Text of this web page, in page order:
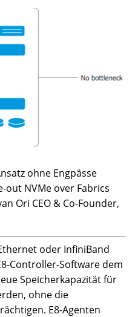
ohne Engpässe
out NVMe over Fabrics
Ori CEO & Co-Founder,
oder InfiniBand
Controller-Software dem
Speicherkapazität für
ohne die
E8-Agenten